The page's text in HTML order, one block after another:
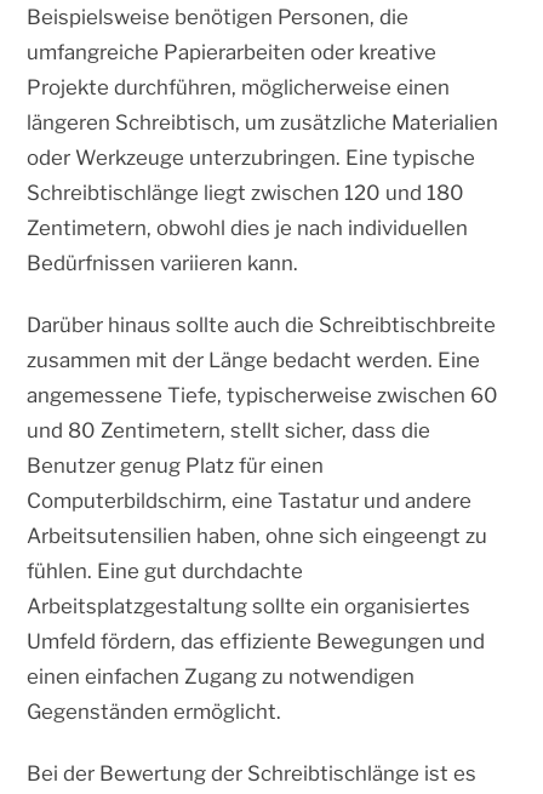
Beispielsweise benötigen Personen, die
umfangreiche Papierarbeiten oder kreative
Projekte durchführen, möglicherweise einen
längeren Schreibtisch, um zusätzliche Materialien
oder Werkzeuge unterzubringen. Eine typische
Schreibtischlänge liegt zwischen 120 und 180
Zentimetern, obwohl dies je nach individuellen
Bedürfnissen variieren kann.
Darüber hinaus sollte auch die Schreibtischbreite
zusammen mit der Länge bedacht werden. Eine
angemessene Tiefe, typischerweise zwischen 60
und 80 Zentimetern, stellt sicher, dass die
Benutzer genug Platz für einen
Computerbildschirm, eine Tastatur und andere
Arbeitsutensilien haben, ohne sich eingeengt zu
fühlen. Eine gut durchdachte
Arbeitsplatzgestaltung sollte ein organisiertes
Umfeld fördern, das effiziente Bewegungen und
einen einfachen Zugang zu notwendigen
Gegenständen ermöglicht.
Bei der Bewertung der Schreibtischlänge ist es